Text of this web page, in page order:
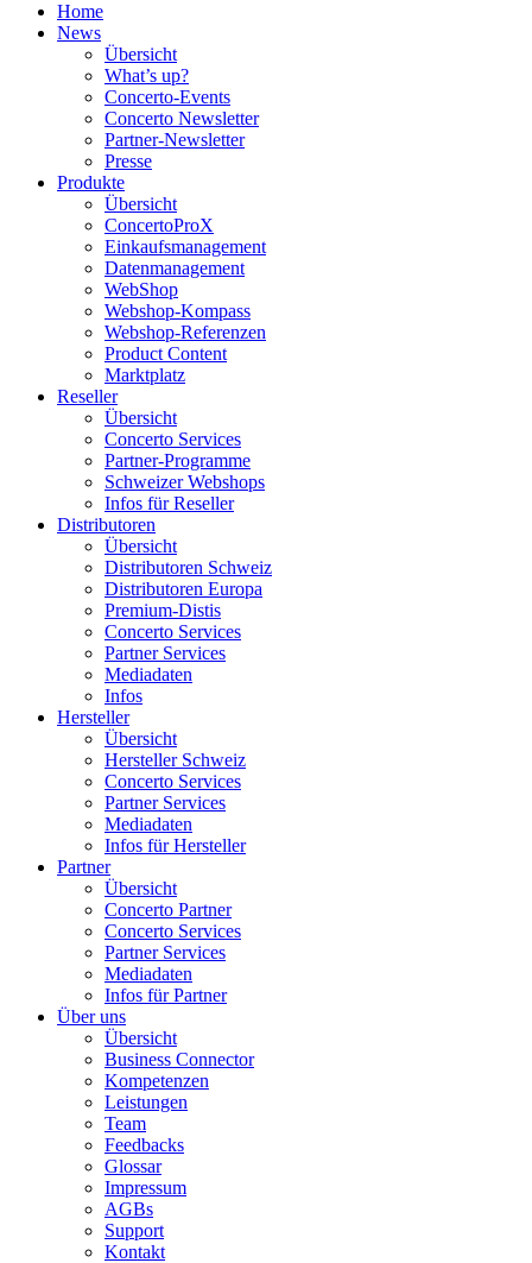
Home
News
Übersicht
What’s up?
Concerto-Events
Concerto Newsletter
Partner-Newsletter
Presse
Produkte
Übersicht
ConcertoProX
Einkaufsmanagement
Datenmanagement
WebShop
Webshop-Kompass
Webshop-Referenzen
Product Content
Marktplatz
Reseller
Übersicht
Concerto Services
Partner-Programme
Schweizer Webshops
Infos für Reseller
Distributoren
Übersicht
Distributoren Schweiz
Distributoren Europa
Premium-Distis
Concerto Services
Partner Services
Mediadaten
Infos
Hersteller
Übersicht
Hersteller Schweiz
Concerto Services
Partner Services
Mediadaten
Infos für Hersteller
Partner
Übersicht
Concerto Partner
Concerto Services
Partner Services
Mediadaten
Infos für Partner
Über uns
Übersicht
Business Connector
Kompetenzen
Leistungen
Team
Feedbacks
Glossar
Impressum
AGBs
Support
Kontakt